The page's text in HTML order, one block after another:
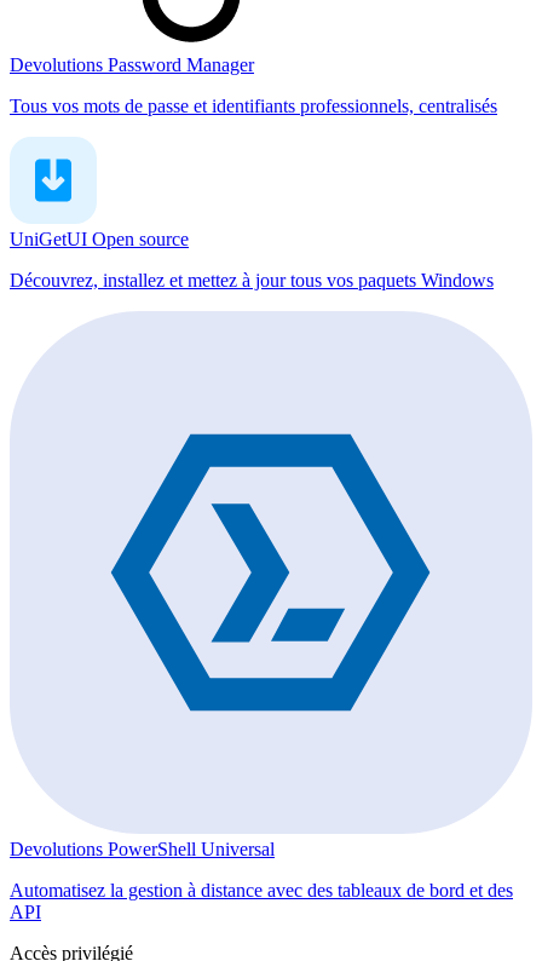
Devolutions Password Manager
Tous vos mots de passe et identifiants professionnels, centralisés
UniGetUI Open source
Découvrez, installez et mettez à jour tous vos paquets Windows
Devolutions PowerShell Universal
Automatisez la gestion à distance avec des tableaux de bord et des
API
Accès privilégié